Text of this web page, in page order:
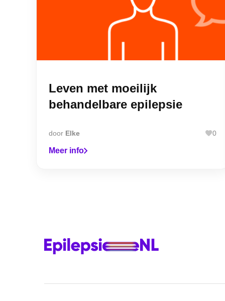
Leven met moeilijk
behandelbare epilepsie
door Elke 0
Meer info